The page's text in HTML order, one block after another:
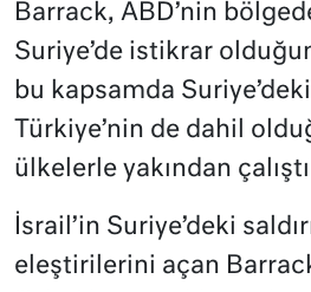
Barrack, ABD’nin
Suriye’de istikrar
bu kapsamda
Türkiye’nin de dahil
ülkelerle yakından
İsrail’in Suriye’deki
eleştirilerini açan